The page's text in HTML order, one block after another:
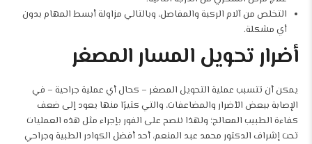
التخلص من آلام الركبة والمفاصل، وبالتالي مزاولة أبسط المهام بدون
أي مشكلة.
أضرار تحويل المسار المصغر
يمكن أن تتسبب عملية التحويل المصغر – كحال أي عملية جراحية – في
الإصابة ببعض الأضرار والمضاعفات، والتي كثيرًا منها يعود إلى ضعف
كفاءة الطبيب المعالج؛ ولهذا ننصح على الفور بإجراء مثل هذه العمليات
تحت إشراف الدكتور محمد عبد المنعم، أحد أفضل الكوادر الطبية وجراحي